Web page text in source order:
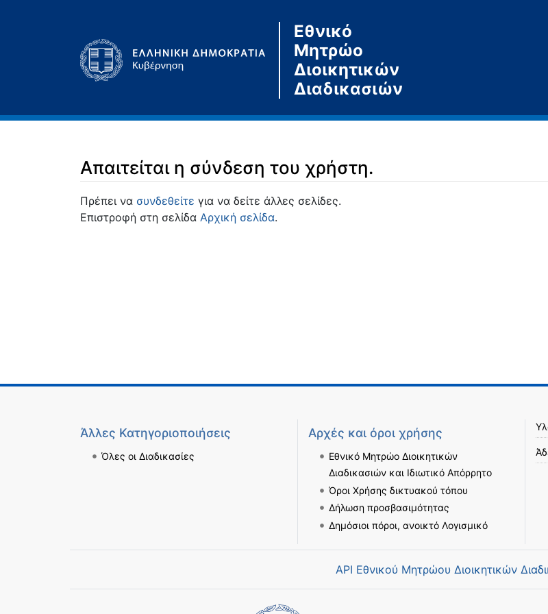
Εθνικό
Μητρώο
Διοικητικών
Διαδικασιών
Απαιτείται η σύνδεση του χρήστη.
Μετάβαση σε:πλοήγηση,αναζήτηση
Πρέπει να συνδεθείτε για να δείτε άλλες σελίδες.
Επιστροφή στη σελίδα Αρχική σελίδα.
Άλλες Κατηγοριοποιήσεις
Όλες οι Διαδικασίες
Αρχές και όροι χρήσης
Εθνικό Μητρώο Διοικητικών
Διαδικασιών και Ιδιωτικό Απόρρητο
Όροι Χρήσης δικτυακού τόπου
Δήλωση προσβασιμότητας
Δημόσιοι πόροι, ανοικτό Λογισμικό
API Εθνικού Μητρώου Διοικητικών